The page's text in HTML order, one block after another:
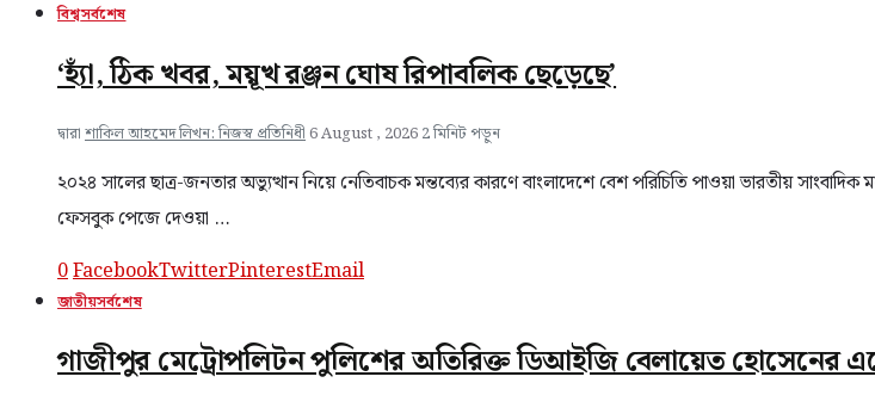
বিশ্বসর্বশেষ
‘হ্যাঁ, ঠিক খবর, ময়ূখ রঞ্জন ঘোষ রিপাবলিক ছেড়েছে’
দ্বারাশাকিল আহমেদ লিখন: নিজস্ব প্রতিনিধী6 August , 20262 মিনিট পড়ুন
২০২৪ সালের ছাত্র-জনতার অভ্যুত্থান নিয়ে নেতিবাচক মন্তব্যের কারণে বাংলাদেশে বেশ পরিচিতি পাওয়া ভারতীয়
ফেসবুক পেজে দেওয়া …
0FacebookTwitterPinterestEmail
জাতীয়সর্বশেষ
গাজীপুর মেট্রোপলিটন পুলিশের অতিরিক্ত ডিআইজি বেলায়েত হোসেনের